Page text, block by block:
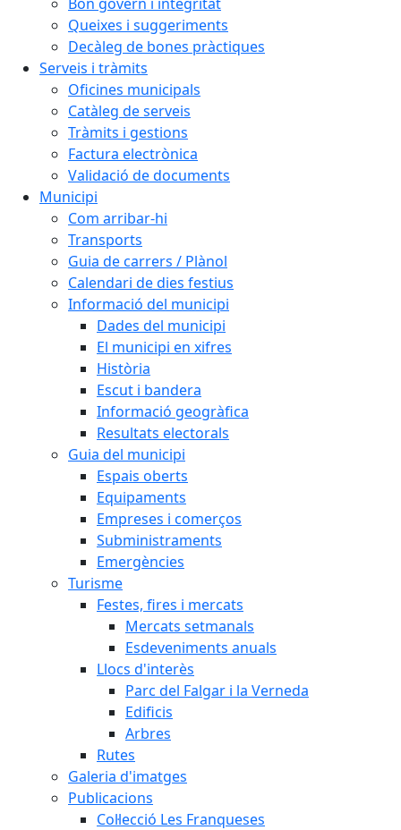
Queixes i suggeriments
Decàleg de bones pràctiques
Serveis i tràmits
Oficines municipals
Catàleg de serveis
Tràmits i gestions
Factura electrònica
Validació de documents
Municipi
Com arribar-hi
Transports
Guia de carrers / Plànol
Calendari de dies festius
Informació del municipi
Dades del municipi
El municipi en xifres
Història
Escut i bandera
Informació geogràfica
Resultats electorals
Guia del municipi
Espais oberts
Equipaments
Empreses i comerços
Subministraments
Emergències
Turisme
Festes, fires i mercats
Mercats setmanals
Esdeveniments anuals
Llocs d'interès
Parc del Falgar i la Verneda
Edificis
Arbres
Rutes
Galeria d'imatges
Publicacions
Col·lecció Les Franqueses